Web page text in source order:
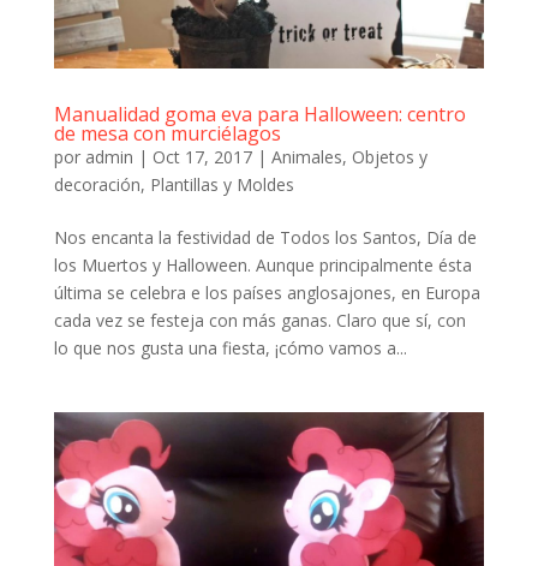
Manualidad goma eva para Halloween: centro
de mesa con murciélagos
por admin | Oct 17, 2017| Animales, Objetos y
decoración, Plantillas y Moldes
Nos encanta la festividad de Todos los Santos, Día de
los Muertos y Halloween. Aunque principalmente ésta
última se celebra e los países anglosajones, en Europa
cada vez se festeja con más ganas. Claro que sí, con
lo que nos gusta una fiesta, ¡cómo vamos a...